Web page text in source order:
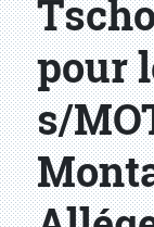
pour
s/